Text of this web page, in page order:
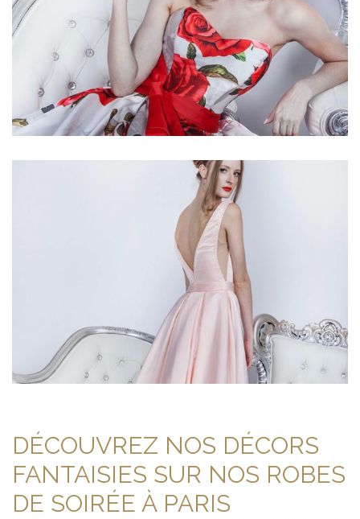
DÉCOUVREZ NOS DÉCORS
FANTAISIES SUR NOS ROBES
DE SOIRÉE À PARIS